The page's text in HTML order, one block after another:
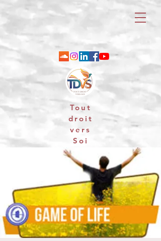
06 88 25 79 74 / email : contact
Tout
droit
vers
Soi